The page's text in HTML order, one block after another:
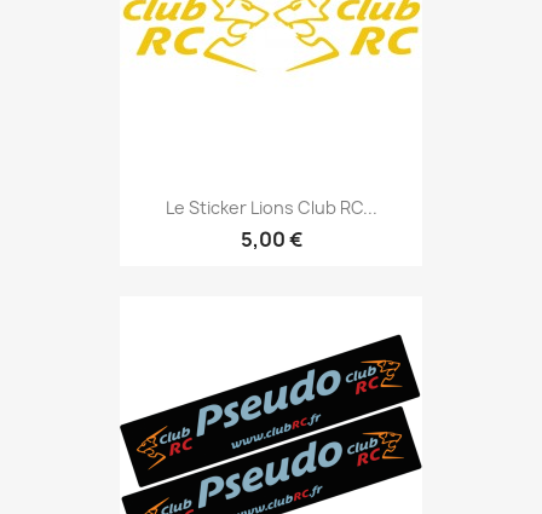
Le Sticker Lions Club RC...
5,00 €